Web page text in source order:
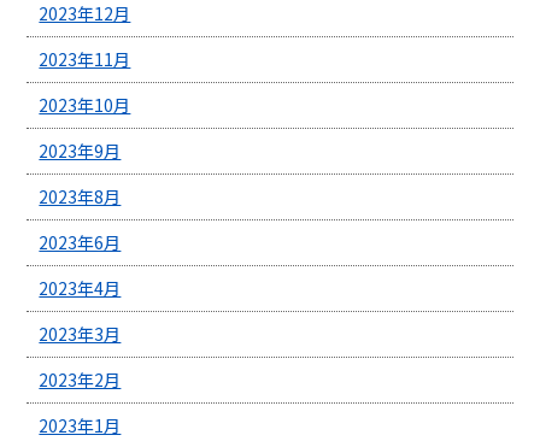
2023年12月
2023年11月
2023年10月
2023年9月
2023年8月
2023年6月
2023年4月
2023年3月
2023年2月
2023年1月